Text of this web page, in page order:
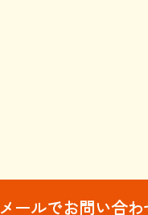
メールでお問い合わ